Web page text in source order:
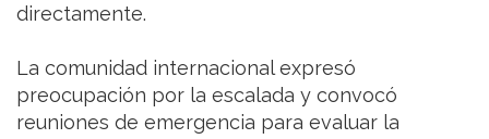
directamente.
La comunidad internacional expresó
preocupación por la escalada y convocó
reuniones de emergencia para evaluar la